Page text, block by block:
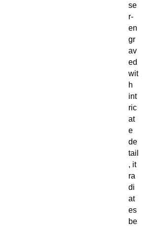
se
r-
en
gr
av
ed
wit
h
int
ric
at
e
de
tail
, it
ra
di
at
es
be